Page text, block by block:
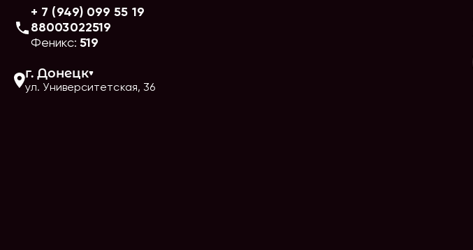
+ 7 (949) 099 55 19
88003022519
Феникс: 519
г. Донецк
ул. Университетская, 36